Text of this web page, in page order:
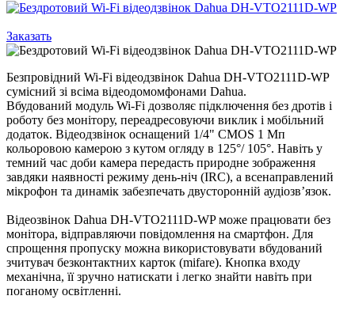
Заказать
Безпровідний Wi-Fi відеодзвінок Dahua DH-VTO2111D-WP
сумісний зі всіма відеодомомфонами Dahua.
Вбудований модуль Wi-Fi дозволяє підключення без дротів і
роботу без монітору, переадресовуючи виклик і мобільний
додаток. Відеодзвінок оснащений 1/4" CMOS 1 Мп
кольоровою камерою з кутом огляду в 125°/ 105°. Навіть у
темний час доби камера передасть природне зображення
завдяки наявності режиму день-ніч (IRC), а всенаправлений
мікрофон та динамік забезпечать двусторонній аудіозв’язок.
Відеозвінок Dahua DH-VTO2111D-WP може працювати без
монітора, відправляючи повідомлення на смартфон. Для
спрощення пропуску можна використовувати вбудований
зчитувач безконтактних карток (mifare). Кнопка входу
механічна, її зручно натискати і легко знайти навіть при
поганому освітленні.